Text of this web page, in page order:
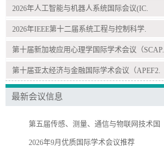
2026年人工智能与机器人系统国际会议(IC.
2026年IEEE第十二届系统工程与控制科学.
第十届新加坡应用心理学国际学术会议（SCAP.
第十届亚太经济与金融国际学术会议（APEF2.
最新会议信息
第五届传感、测量、通信与物联网技术国
2026年9月优质国际学术会议推荐